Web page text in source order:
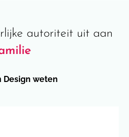
autoriteit uit aan
Design weten